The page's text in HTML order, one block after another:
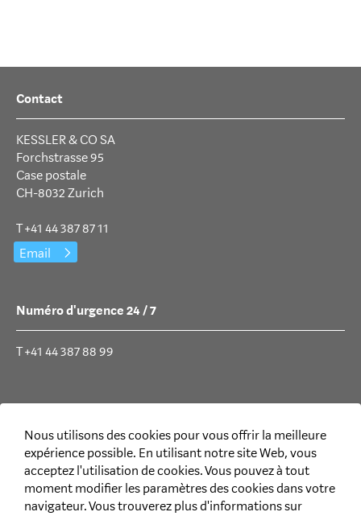
Contact
KESSLER & CO SA
Forchstrasse 95
Case postale
CH-8032 Zurich
T +41 44 387 87 11
Email
Numéro d'urgence 24 / 7
T +41 44 387 88 99
Médias sociaux
Nous utilisons des cookies pour vous offrir la meilleure
expérience possible. En utilisant notre site Web, vous
acceptez l'utilisation de cookies. Vous pouvez à tout
moment modifier les paramètres des cookies dans votre
navigateur. Vous trouverez plus d'informations sur